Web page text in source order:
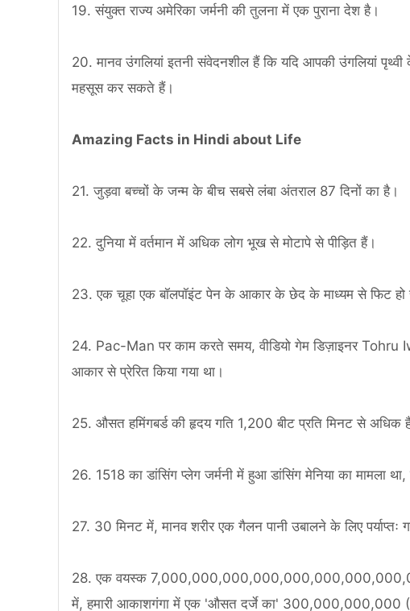
19. संयुक्त राज्य अमेरिका जर्मनी की तुलना में एक पुराना देश है।
20. मानव उंगलियां इतनी संवेदनशील हैं कि यदि आपकी उंगलियां
महसूस कर सकते हैं।
Amazing Facts in Hindi about Life
21. जुड़वा बच्चों के जन्म के बीच सबसे लंबा अंतराल 87 दिनों का है।
22. दुनिया में वर्तमान में अधिक लोग भूख से मोटापे से पीड़ित हैं।
23. एक चूहा एक बॉलपॉइंट पेन के आकार के छेद के माध्यम से फिट हो
24. Pac-Man पर काम करते समय, वीडियो गेम डिज़ाइनर
आकार से प्रेरित किया गया था।
25. औसत हमिंगबर्ड की हृदय गति 1,200 बीट प्रति मिनट से अधिक
26. 1518 का डांसिंग प्लेग जर्मनी में हुआ डांसिंग मेनिया का मामला
27. 30 मिनट में, मानव शरीर एक गैलन पानी उबालने के लिए पर्याप्तः
28. एक वयस्क 7,000,000,000,000,000,000,000,000,000
में, हमारी आकाशगंगा में एक 'औसत दर्जे का' 300,000,000,000